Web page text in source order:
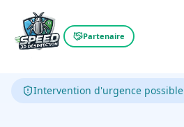
Partenaire
Intervention d'urgence possible